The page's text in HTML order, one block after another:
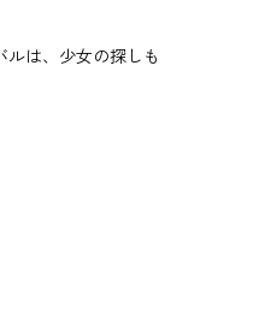
は、少女の探しも